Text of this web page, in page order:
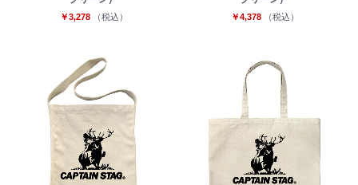
￥3,278 （税込） ￥4,378 （税込）